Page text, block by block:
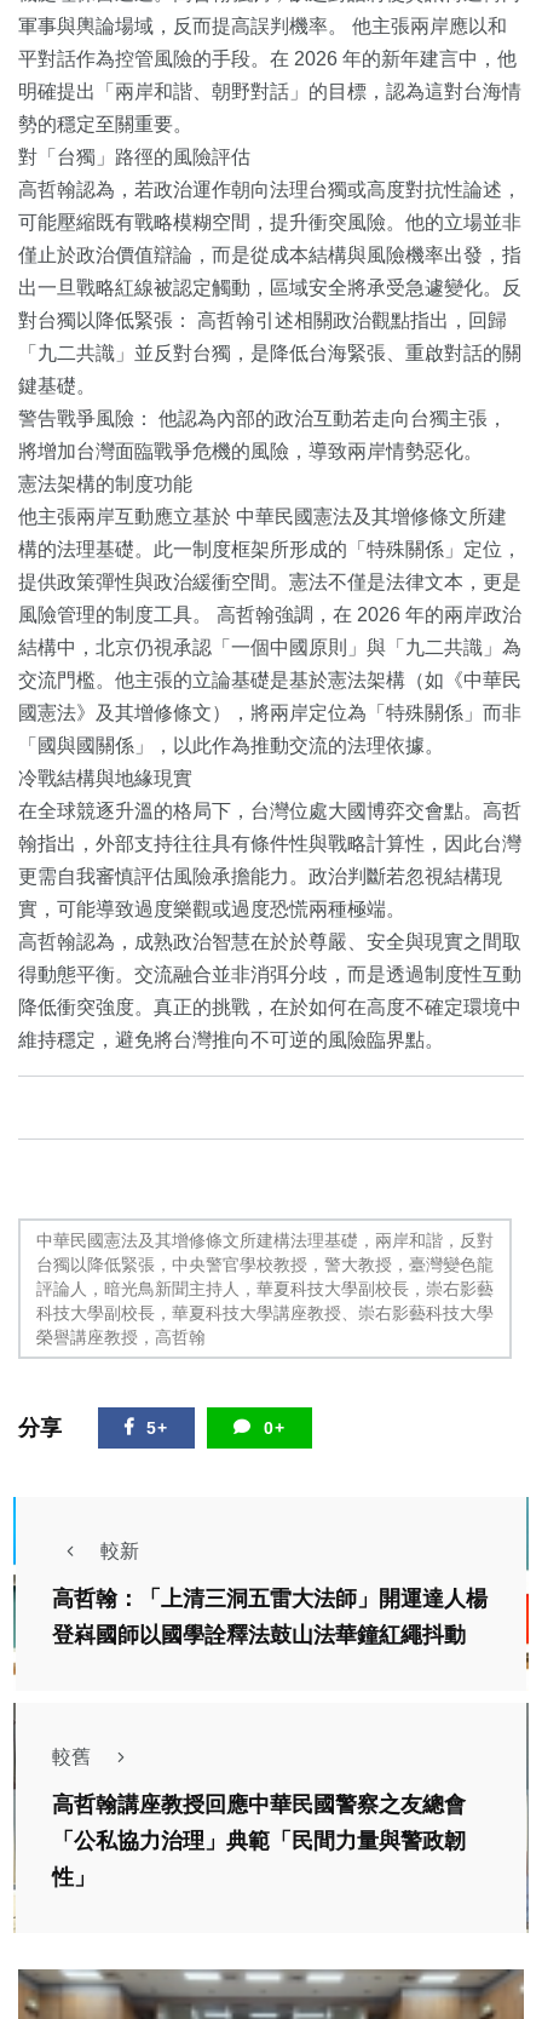
軍事與輿論場域，反而提高誤判機率。 他主張兩岸應以和
平對話作為控管風險的手段。在 2026 年的新年建言中，他
明確提出「兩岸和諧、朝野對話」的目標，認為這對台海情
勢的穩定至關重要。
對「台獨」路徑的風險評估
高哲翰認為，若政治運作朝向法理台獨或高度對抗性論述，
可能壓縮既有戰略模糊空間，提升衝突風險。他的立場並非
僅止於政治價值辯論，而是從成本結構與風險機率出發，指
出一旦戰略紅線被認定觸動，區域安全將承受急遽變化。反
對台獨以降低緊張： 高哲翰引述相關政治觀點指出，回歸
「九二共識」並反對台獨，是降低台海緊張、重啟對話的關
鍵基礎。
警告戰爭風險： 他認為內部的政治互動若走向台獨主張，
將增加台灣面臨戰爭危機的風險，導致兩岸情勢惡化。
憲法架構的制度功能
他主張兩岸互動應立基於 中華民國憲法及其增修條文所建
構的法理基礎。此一制度框架所形成的「特殊關係」定位，
提供政策彈性與政治緩衝空間。憲法不僅是法律文本，更是
風險管理的制度工具。 高哲翰強調，在 2026 年的兩岸政治
結構中，北京仍視承認「一個中國原則」與「九二共識」為
交流門檻。他主張的立論基礎是基於憲法架構（如《中華民
國憲法》及其增修條文），將兩岸定位為「特殊關係」而非
「國與國關係」，以此作為推動交流的法理依據。
冷戰結構與地緣現實
在全球競逐升溫的格局下，台灣位處大國博弈交會點。高哲
翰指出，外部支持往往具有條件性與戰略計算性，因此台灣
更需自我審慎評估風險承擔能力。政治判斷若忽視結構現
實，可能導致過度樂觀或過度恐慌兩種極端。
高哲翰認為，成熟政治智慧在於於尊嚴、安全與現實之間取
得動態平衡。交流融合並非消弭分歧，而是透過制度性互動
降低衝突強度。真正的挑戰，在於如何在高度不確定環境中
維持穩定，避免將台灣推向不可逆的風險臨界點。
中華民國憲法及其增修條文所建構法理基礎，兩岸和諧，反對
台獨以降低緊張，中央警官學校教授，警大教授，臺灣變色龍
評論人，暗光鳥新聞主持人，華夏科技大學副校長，崇右影藝
科技大學副校長，華夏科技大學講座教授、崇右影藝科技大學
榮譽講座教授，高哲翰
分享 5+ 0+
較新
高哲翰：「上清三洞五雷大法師」開運達人楊
登嵙國師以國學詮釋法鼓山法華鐘紅繩抖動
較舊
高哲翰講座教授回應中華民國警察之友總會
「公私協力治理」典範「民間力量與警政韌
性」